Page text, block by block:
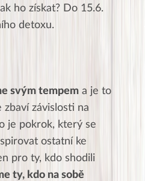
ho získat? Do 15.6.
detoxu.
svým tempem a je to
závislosti na
je pokrok, který se
ostatní ke
pro ty, kdo shodili
ty, kdo na sobě
všem děkuji za krásný pátek,